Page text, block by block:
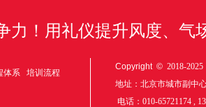
力！用礼仪提升风度、气
体系 培训流程
Copyright © 2018-
地址：北京市城市副中
电话：010-65721174 ,